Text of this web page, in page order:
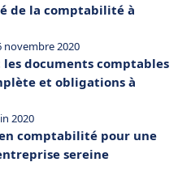
de la comptabilité à
novembre 2020
les documents comptables
et obligations à
2020
comptabilité pour une
sereine